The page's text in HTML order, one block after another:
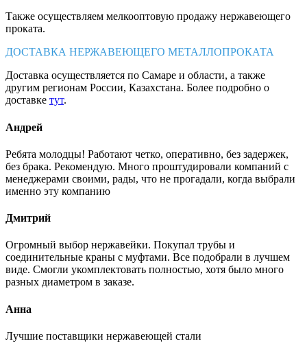
Также осуществляем мелкооптовую продажу нержавеющего
проката.
ДОСТАВКА НЕРЖАВЕЮЩЕГО МЕТАЛЛОПРОКАТА
Доставка осуществляется по Самаре и области, а также
другим регионам России, Казахстана. Более подробно о
доставке тут.
Андрей
Ребята молодцы! Работают четко, оперативно, без задержек,
без брака. Рекомендую. Много проштудировали компаний с
менеджерами своими, рады, что не прогадали, когда выбрали
именно эту компанию
Дмитрий
Огромный выбор нержавейки. Покупал трубы и
соединительные краны с муфтами. Все подобрали в лучшем
виде. Смогли укомплектовать полностью, хотя было много
разных диаметром в заказе.
Анна
Лучшие поставщики нержавеющей стали